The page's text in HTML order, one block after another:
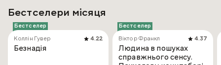
Бестселери місяця
Бестселер
Коллін Гувер
4.22
Безнадія
Бестселер
Віктор Франкл
4.37
Людина в пошуках
справжнього сенсу.